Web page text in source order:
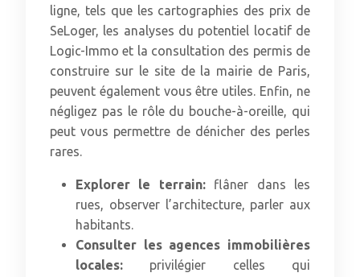
ligne, tels que les cartographies des prix de
SeLoger, les analyses du potentiel locatif de
Logic-Immo et la consultation des permis de
construire sur le site de la mairie de Paris,
peuvent également vous être utiles. Enfin, ne
négligez pas le rôle du bouche-à-oreille, qui
peut vous permettre de dénicher des perles
rares.
Explorer le terrain: flâner dans les
rues, observer l’architecture, parler aux
habitants.
Consulter les agences immobilières
locales: privilégier celles qui